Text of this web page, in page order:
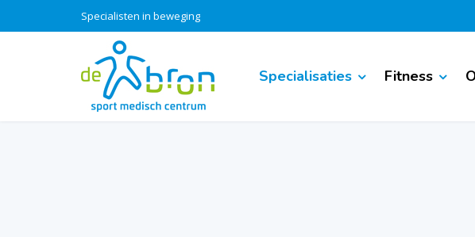
Specialisten in beweging
Specialisaties Fitness